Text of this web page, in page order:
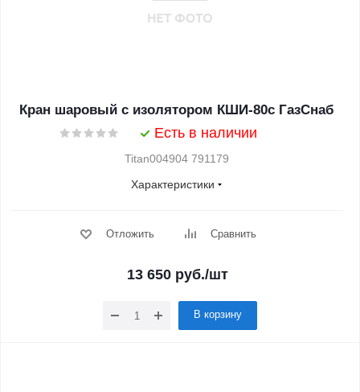
Кран шаровый с изолятором КШИ-80с ГазСнаб
Есть в наличии
Titan004904 791179
Характеристики
Отложить Сравнить
13 650руб./шт
В корзину